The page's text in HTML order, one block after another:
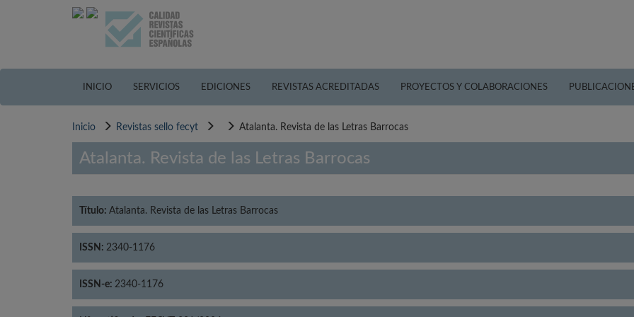
INICIO SERVICIOS EDICIONES REVISTAS ACREDITADAS PROYECTOS Y COLABORACIONES
Inicio Revistas sello fecyt Atalanta. Revista de las Letras Barrocas
Atalanta. Revista de las Letras Barrocas
Título: Atalanta. Revista de las Letras Barrocas
ISSN: 2340-1176
ISSN-e: 2340-1176